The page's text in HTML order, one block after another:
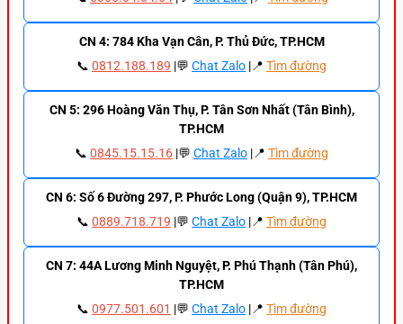
CN 4: 784 Kha Vạn Cân, P. Thủ Đức, TP.HCM
📞 0812.188.189 |💬 Chat Zalo |📍 Tìm đường
CN 5: 296 Hoàng Văn Thụ, P. Tân Sơn Nhất (Tân Bình),
TP.HCM
📞 0845.15.15.16 |💬 Chat Zalo |📍 Tìm đường
CN 6: Số 6 Đường 297, P. Phước Long (Quận 9), TP.HCM
📞 0889.718.719 |💬 Chat Zalo |📍 Tìm đường
CN 7: 44A Lương Minh Nguyệt, P. Phú Thạnh (Tân Phú),
TP.HCM
📞 0977.501.601 |💬 Chat Zalo |📍 Tìm đường